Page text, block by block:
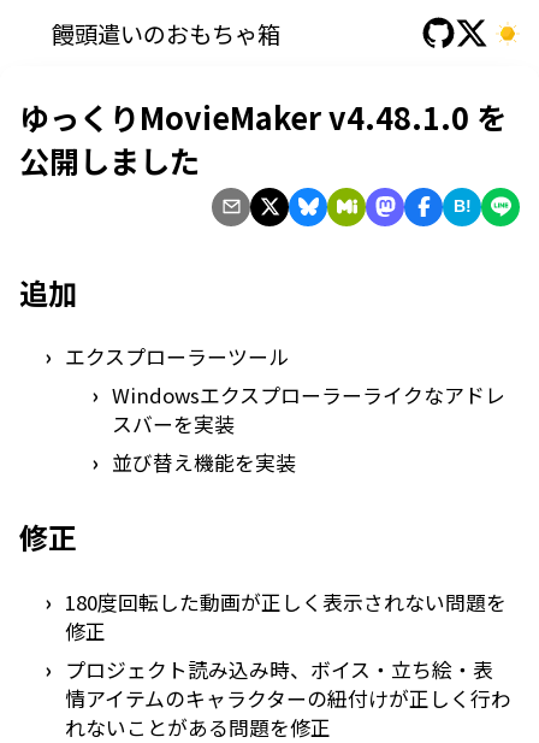
饅頭遣いのおもちゃ箱
ゆっくりMovieMaker v4.48.1.0 を
公開しました
B!
追加
エクスプローラーツール
Windowsエクスプローラーライクなアドレ
スバーを実装
並び替え機能を実装
修正
180度回転した動画が正しく表示されない問題を
修正
プロジェクト読み込み時、ボイス・立ち絵・表
情アイテムのキャラクターの紐付けが正しく行わ
れないことがある問題を修正